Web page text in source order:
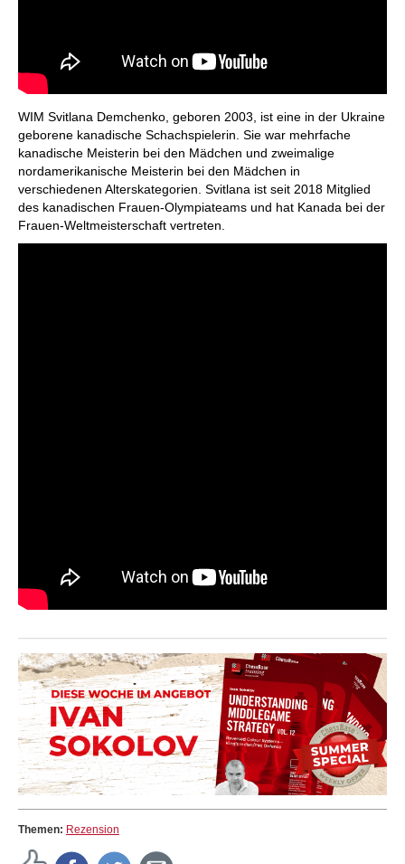
WIM Svitlana Demchenko, geboren 2003, ist eine in der Ukraine
geborene kanadische Schachspielerin. Sie war mehrfache
kanadische Meisterin bei den Mädchen und zweimalige
nordamerikanische Meisterin bei den Mädchen in
verschiedenen Alterskategorien. Svitlana ist seit 2018 Mitglied
des kanadischen Frauen-Olympiateams und hat Kanada bei der
Frauen-Weltmeisterschaft vertreten.
Themen: Rezension